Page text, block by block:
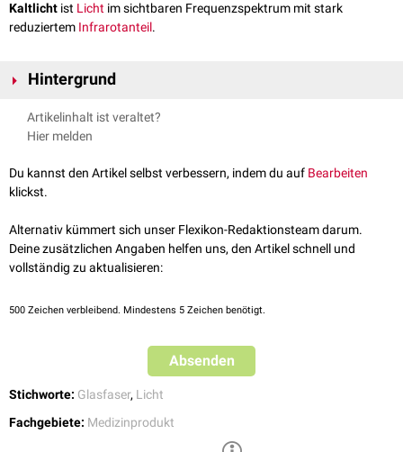
Kaltlicht ist Licht im sichtbaren Frequenzspektrum mit stark
reduziertem Infrarotanteil.
Hintergrund
Kaltlicht wird in der Medizin überall dort eingesetzt, wo Licht mit hoher
Intensität benötigt wird, ohne dass eine gleichzeitige
Endoskope oder Operationsmikroskope
. Als Kaltlichtquelle dient meist
eine Hochleistungslichtquelle, z.B. eine Halogen- oder Xenon-Lampe,
Lichtleiter transportiert das Licht dann an den Ort, der ausgeleuchtet
werden soll. Durch verschiedene Filter kann die Lichtqualität verändert
werden, z.B. zur
Fluoreszenzendoskopie
.
verdrängt, die den Vorteil einer besseren Ausleuchtung des
Artikelinhalt ist veraltet?
Hier melden
Du kannst den Artikel selbst verbessern, indem du auf Bearbeiten
klickst.
Alternativ kümmert sich unser Flexikon-Redaktionsteam darum.
Deine zusätzlichen Angaben helfen uns, den Artikel schnell und
vollständig zu aktualisieren:
500 Zeichen verbleibend. Mindestens 5 Zeichen benötigt.
Absenden
Stichworte: Glasfaser, Licht
Fachgebiete: Medizinprodukt